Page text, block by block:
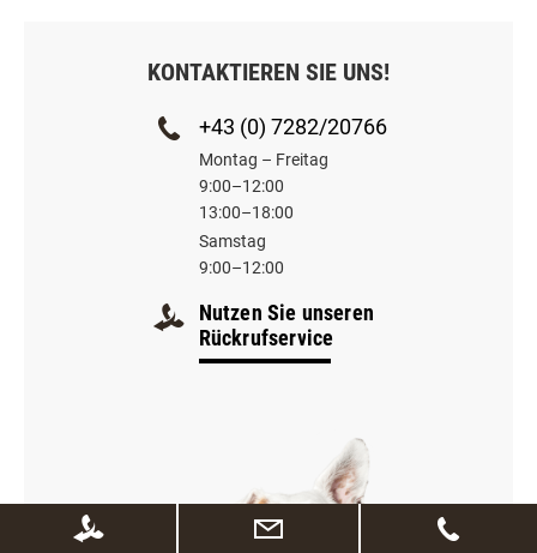
KONTAKTIEREN SIE UNS!
+43 (0) 7282/20766
Montag – Freitag
9:00–12:00
13:00–18:00
Samstag
9:00–12:00
Nutzen Sie unseren
Rückrufservice